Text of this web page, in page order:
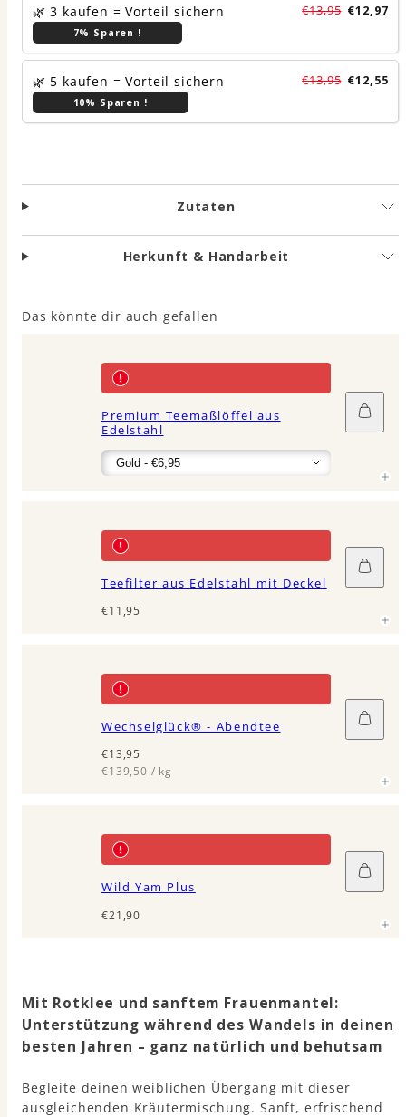
🌿 3 kaufen = Vorteil sichern €13,95 €12,97
7% Sparen !
🌿 5 kaufen = Vorteil sichern €13,95 €12,55
10% Sparen !
Zutaten
Herkunft & Handarbeit
Das könnte dir auch gefallen
Premium Teemaßlöffel aus
Edelstahl
Teefilter aus Edelstahl mit Deckel
Regulärer
€11,95
Wechselglück® - Abendtee
Regulärer
Preis
€13,95
Einzelpreis
€139,50 / pro
kg
Wild Yam Plus
Regulärer
€21,90
Mit Rotklee und sanftem Frauenmantel:
Unterstützung während des Wandels in deinen
besten Jahren – ganz natürlich und behutsam
Begleite deinen weiblichen Übergang mit dieser
ausgleichenden Kräutermischung. Sanft, erfrischend